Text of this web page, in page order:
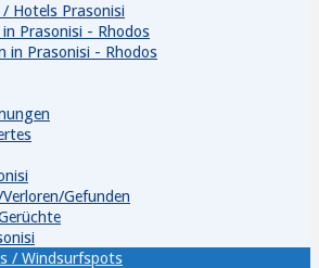
/ Hotels Prasonisi
Prasonisi - Rhodos
in Prasonisi - Rhodos
Gefunden
/ Windsurfspots